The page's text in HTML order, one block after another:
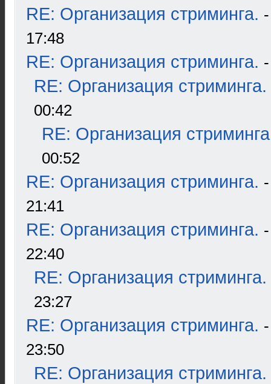
RE: Организация стриминга.
17:48
RE: Организация стриминга.
RE: Организация стриминга.
00:42
RE: Организация
00:52
RE: Организация стриминга.
21:41
RE: Организация стриминга.
22:40
RE: Организация стриминга.
23:27
RE: Организация стриминга.
23:50
RE: Организация стриминга.